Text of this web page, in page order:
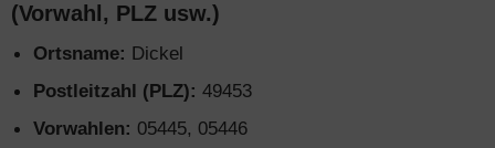
(Vorwahl, PLZ usw.)
Ortsname: Dickel
Postleitzahl (PLZ): 49453
Vorwahlen: 05445, 05446